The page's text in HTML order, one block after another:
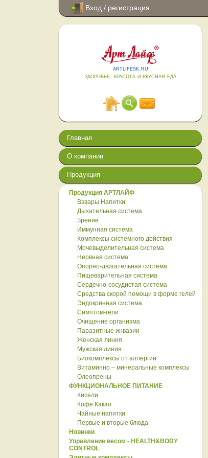
Вход / регистрация
artlifesk.ru
здоровье, красота и вкусная еда
Главная
О компании
Продукция
Продукция АРТЛАЙФ
Взвары Напитки
Дыхательная система
Зрение
Иммунная система
Комплексы системного действия
Мочевыделительная система
Нервная система
Опорно-двигательная система
Пищеварительная система
Сердечно-сосудистая система
Средства скорой помощи в форме гелей
Эндокринная система
Симптом-гели
Очищение организма
Паразитные инвазии
Женская линия
Мужская линия
Биокомплексы от аллергии
Витаминно – минеральные комплексы
Олеопрены
ФУНКЦИОНАЛЬНОЕ ПИТАНИЕ
Кисели
Кофе Какао
Чайные напитки
Первые и вторые блюда
Новинки
Управление весом - HEALTH&BODY
CONTROL